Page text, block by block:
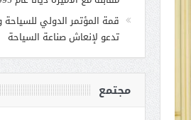
قمة المؤتمر الدولي للسياحة
تدعو لإنعاش صناعة السياحة
مجتمع